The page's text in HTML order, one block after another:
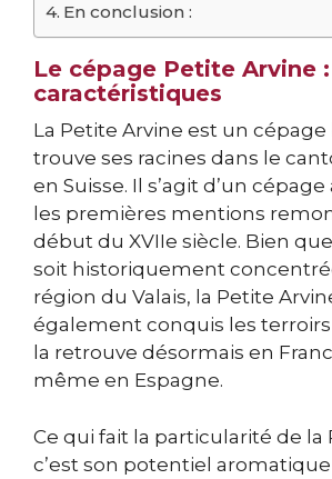
En conclusion :
Le cépage Petite Arvine
caractéristiques
La Petite Arvine est un
trouve ses racines dans le
en Suisse. Il s’agit d’un
les premières mentions
début du XVIIe siècle. Bien
soit historiquement
région du Valais, la Petite
également conquis les terroirs
la retrouve désormais en
même en Espagne.
Ce qui fait la particularité de la
c’est son potentiel aromatique